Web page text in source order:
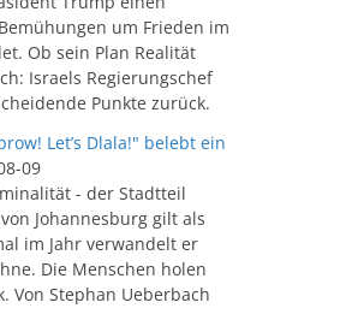
um Frieden im
Ob sein Plan Realität
Israels Regierungschef
Punkte zurück.
Let’s Dlala!" belebt ein
09
- der Stadtteil
Johannesburg gilt als
im Jahr verwandelt er
Die Menschen holen
Von Stephan Ueberbach